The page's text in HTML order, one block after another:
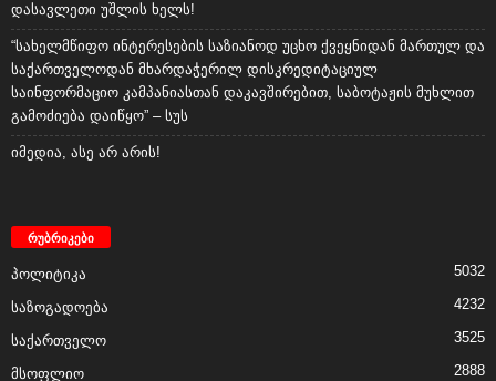
დასავლეთი უშლის ხელს!
“სახელმწიფო ინტერესების საზიანოდ უცხო ქვეყნიდან მართულ და
საქართველოდან მხარდაჭერილ დისკრედიტაციულ
საინფორმაციო კამპანიასთან დაკავშირებით, საბოტაჟის მუხლით
გამოძიება დაიწყო” – სუს
იმედია, ასე არ არის!
რუბრიკები
პოლიტიკა 5032
საზოგადოება 4232
საქართველო 3525
მსოფლიო 2888